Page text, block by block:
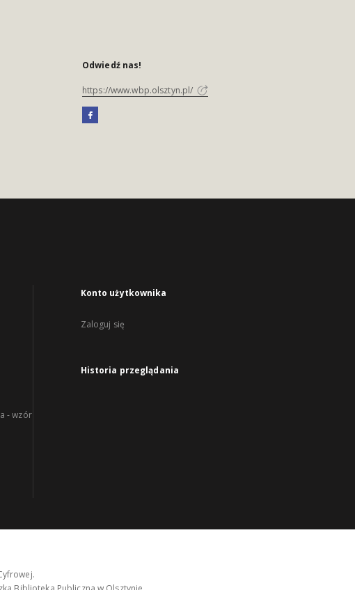
Odwiedź nas!
https://www.wbp.olsztyn.pl/
- wzór
Konto użytkownika
Zaloguj się
Historia przeglądania